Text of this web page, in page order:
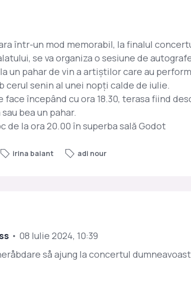
într-un mod memorabil, la finalul
se va organiza o sesiune de
un pahar de vin a artiștilor care au
cerul senin al unei nopți calde de iulie.
face începând cu ora 18.30, terasa fiind
bea un pahar.
de la ora 20.00 în superba sală Godot
irina baiant adi nour
• 08 Iulie 2024, 10:39
så ajung la concertul